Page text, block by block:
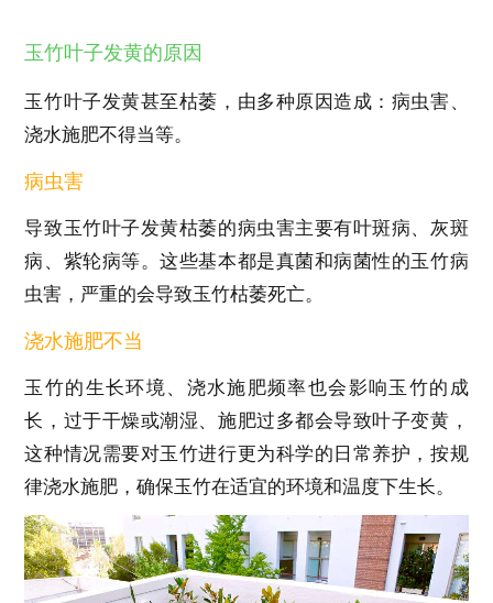
玉竹叶子发黄的原因
玉竹叶子发黄甚至枯萎，由多种原因造成：病虫害、
浇水施肥不得当等。
病虫害
导致玉竹叶子发黄枯萎的病虫害主要有叶斑病、灰斑
病、紫轮病等。这些基本都是真菌和病菌性的玉竹病
虫害，严重的会导致玉竹枯萎死亡。
浇水施肥不当
玉竹的生长环境、浇水施肥频率也会影响玉竹的成
长，过于干燥或潮湿、施肥过多都会导致叶子变黄，
这种情况需要对玉竹进行更为科学的日常养护，按规
律浇水施肥，确保玉竹在适宜的环境和温度下生长。